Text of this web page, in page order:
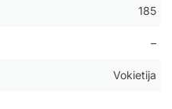
185
–
Vokietija